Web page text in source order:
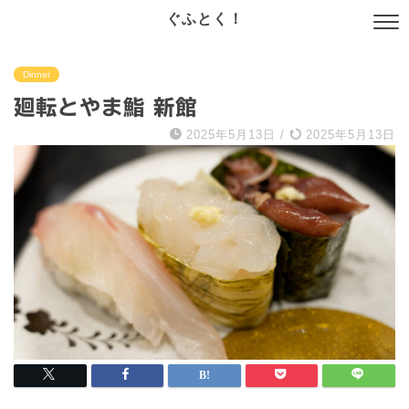
ぐふとく！
Dinner
廻転とやま鮨 新館
2025年5月13日 / 2025年5月13日